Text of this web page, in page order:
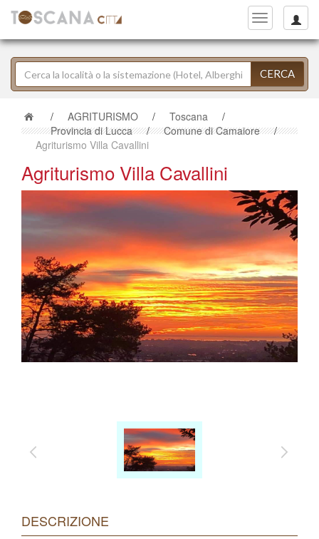
Toggle
navigation
CERCA
/ AGRITURISMO / Toscana
/
Provincia di Lucca
/ Comune di Camaiore
/
Agriturismo Villa Cavallini
Agriturismo Villa Cavallini
DESCRIZIONE